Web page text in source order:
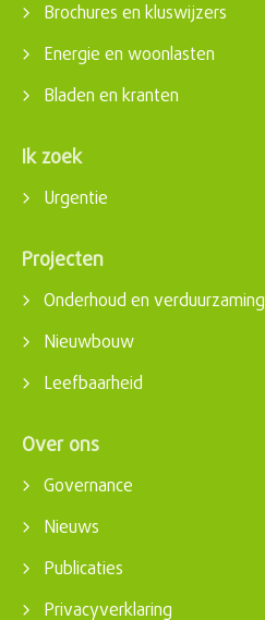
Brochures en kluswijzers
Energie en woonlasten
Bladen en kranten
Ik zoek
Urgentie
Projecten
Onderhoud en verduurzaming
Nieuwbouw
Leefbaarheid
Over ons
Governance
Nieuws
Publicaties
Privacyverklaring